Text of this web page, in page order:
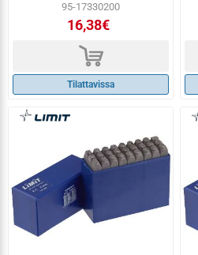
95-17330200
16,38€
d
Tilattavissa